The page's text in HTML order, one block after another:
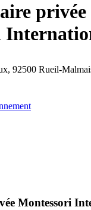
privée
, 92500 Rueil-
Montessori